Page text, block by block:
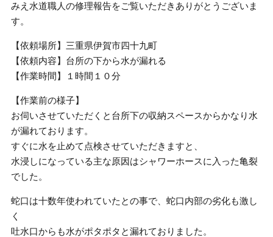
みえ水道職人の修理報告をご覧いただきありがとうございま
す。
【依頼場所】三重県伊賀市四十九町
【依頼内容】台所の下から水が漏れる
【作業時間】１時間１０分
【作業前の様子】
お伺いさせていただくと台所下の収納スペースからかなり水
が漏れております。
すぐに水を止めて点検させていただきますと、
水浸しになっている主な原因はシャワーホースに入った亀裂
でした。
蛇口は十数年使われていたとの事で、蛇口内部の劣化も激し
く
吐水口からも水がポタポタと漏れておりました。